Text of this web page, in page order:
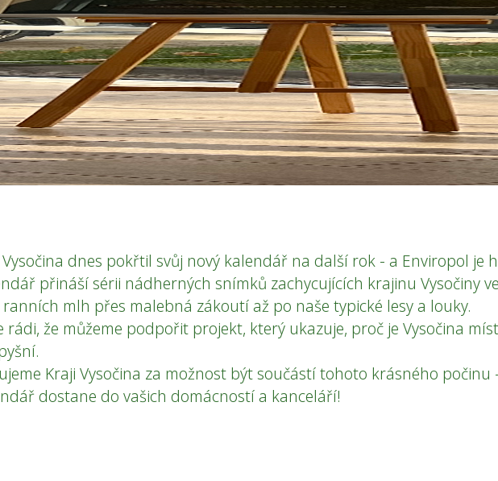
Vysočina dnes pokřtil svůj nový kalendář na další rok - a Enviropol je
přináší sérii nádherných snímků zachycujících krajinu Vysočiny
mlh přes malebná zákoutí až po naše typické lesy a louky.
rádi, že můžeme podpořit projekt, který ukazuje, proč je Vysočina
Kraji Vysočina za možnost být součástí tohoto krásného počinu
dostane do vašich domácností a kanceláří!